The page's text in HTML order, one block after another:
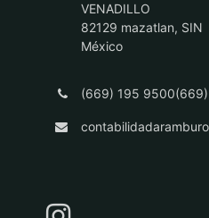
VENADILLO
82129 mazatlan, SIN
México
(669) 195